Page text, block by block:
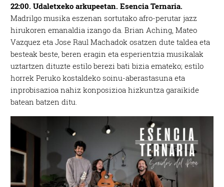
22:00. Udaletxeko arkupeetan. Esencia Ternaria.
Madrilgo musika eszenan sortutako afro-perutar jazz
hirukoren emanaldia izango da. Brian Aching, Mateo
Vazquez eta Jose Raul Machadok osatzen dute taldea eta
besteak beste, beren eragin eta esperientzia musikalak
uztartzen dituzte estilo berezi bati bizia emateko; estilo
horrek Peruko kostaldeko soinu-aberastasuna eta
inprobisazioa nahiz konposizioa hizkuntza garaikide
batean batzen ditu.